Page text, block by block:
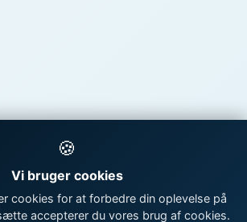
🍪
Vi bruger cookies
cookies for at forbedre din oplevelse på
accepterer du vores brug af cookies.